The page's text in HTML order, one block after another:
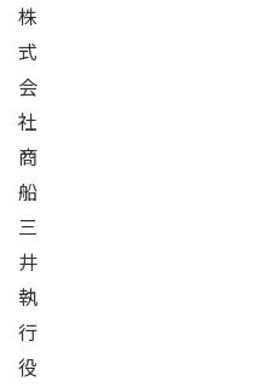
株
式
会
社
商
船
三
井
執
行
役